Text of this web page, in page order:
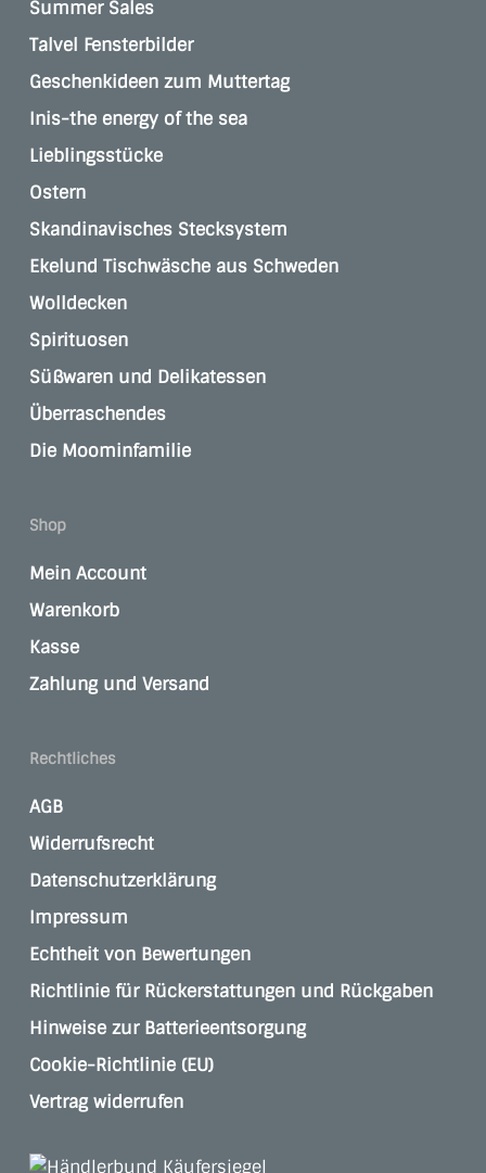
Summer Sales
Talvel Fensterbilder
Geschenkideen zum Muttertag
Inis-the energy of the sea
Lieblingsstücke
Ostern
Skandinavisches Stecksystem
Ekelund Tischwäsche aus Schweden
Wolldecken
Spirituosen
Süßwaren und Delikatessen
Überraschendes
Die Moominfamilie
Shop
Mein Account
Warenkorb
Kasse
Zahlung und Versand
Rechtliches
AGB
Widerrufsrecht
Datenschutzerklärung
Impressum
Echtheit von Bewertungen
Richtlinie für Rückerstattungen und Rückgaben
Hinweise zur Batterieentsorgung
Cookie-Richtlinie (EU)
Vertrag widerrufen